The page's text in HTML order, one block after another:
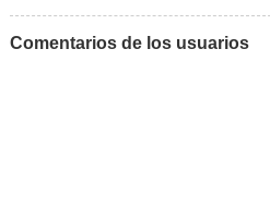
Comentarios de los usuarios